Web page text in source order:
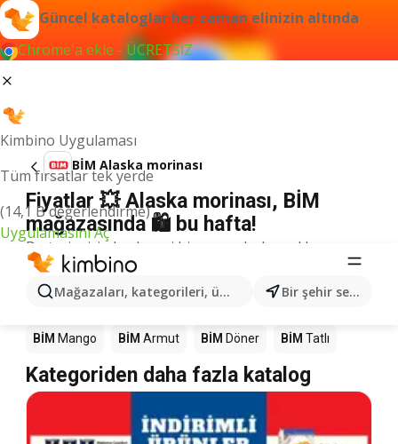
Güncel kataloglar her zaman elinizin altında
Chrome'a ekle - ÜCRETSİZ
Kimbino Uygulaması
Tüm fırsatlar tek yerde
(14,1 B değerlendirme)
Uygulamasını Aç
Mağazaları, kategorileri, ürünleri arayın... Bir şehir seçin
BİM Alaska morinası
Fiyatlar 💥 Alaska morinası, BİM
mağazasında 🛍️ bu hafta!
Bu terim için herhangi bir sonuç bulamadık.
Mağazalardaki diğer ürünler BİM
BİM Kahve BİM Pizza BİM BİM Su
BİM Mango BİM Armut BİM Döner BİM Tatlı
Kategoriden daha fazla katalog